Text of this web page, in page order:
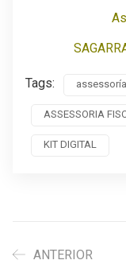
Tags:
ASSESSORIA
KIT DIGITAL
ANTERIOR